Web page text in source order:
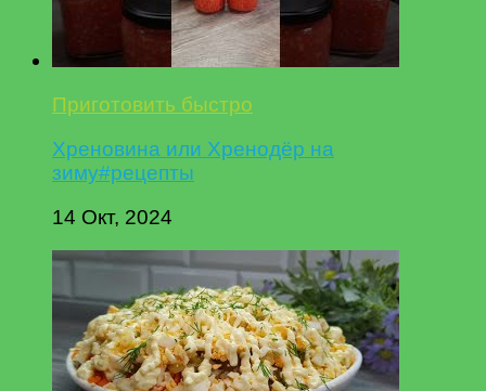
Приготовить быстро
Хреновина или Хренодёр на
зиму#рецепты
14 Окт, 2024